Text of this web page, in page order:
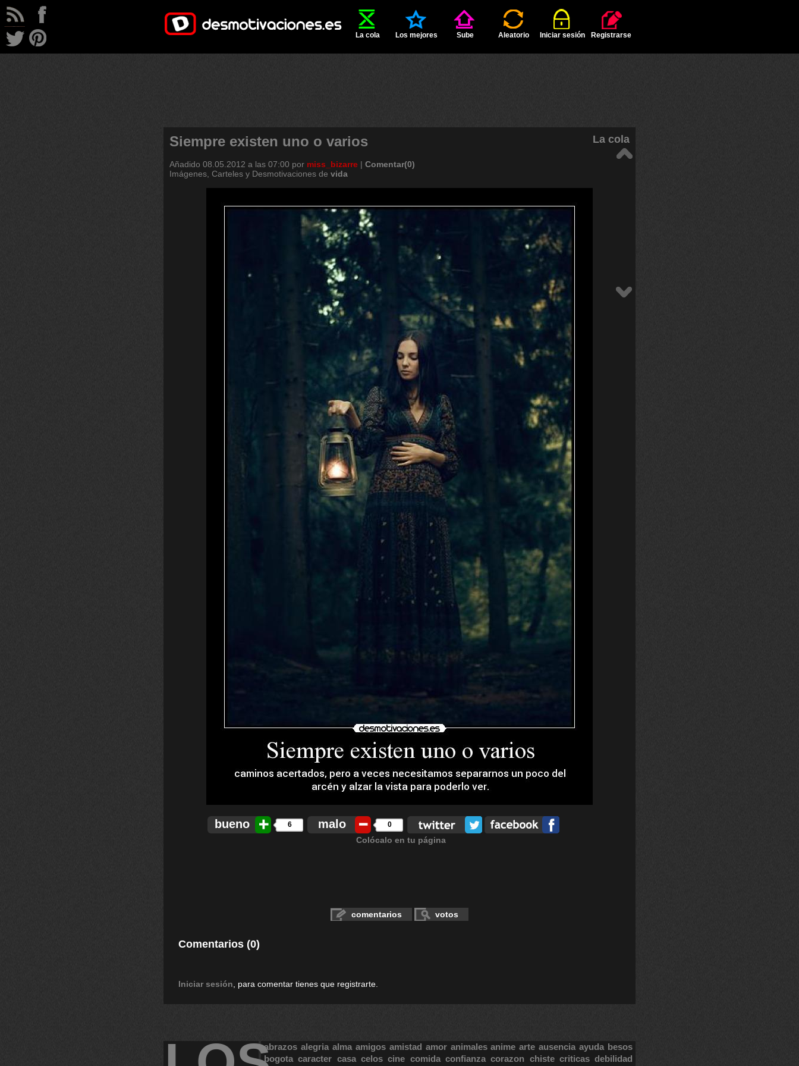
La cola Los mejores Sube Aleatorio Iniciar sesión Registrarse
Siempre existen uno o varios La cola
Añadido 08.05.2012 a las 07:00 por miss_bizarre | Comentar(0)
Imágenes, Carteles y Desmotivaciones de vida
bueno 6 malo 0
Colócalo en tu página
comentarios votos
Comentarios (0)
Iniciar sesión , para comentar tienes que registrarte.
abrazos alegria alma amigos amistad amor animales anime arte ausencia ayuda besos
bogota caracter casa celos cine comida confianza corazon chiste criticas debilidad